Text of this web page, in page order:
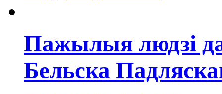
Пажылыя людзі
Бельска